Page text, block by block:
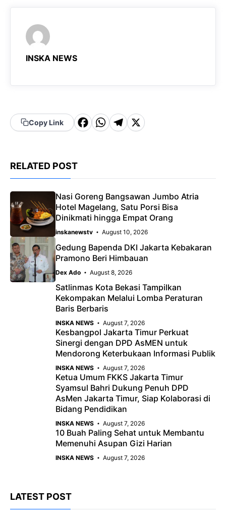
INSKA NEWS
Copy Link
F
o
o
k
W
A
p
p
T
a
m
X
RELATED POST
Nasi Goreng Bangsawan Jumbo Atria
Hotel Magelang, Satu Porsi Bisa
Dinikmati hingga Empat Orang
inskanewstv August 10, 2026
Gedung Bapenda DKI Jakarta Kebakaran
Pramono Beri Himbauan
Dex Ado August 8, 2026
Satlinmas Kota Bekasi Tampilkan
Kekompakan Melalui Lomba Peraturan
Baris Berbaris
INSKA NEWS August 7, 2026
Kesbangpol Jakarta Timur Perkuat
Sinergi dengan DPD AsMEN untuk
Mendorong Keterbukaan Informasi Publik
INSKA NEWS August 7, 2026
Ketua Umum FKKS Jakarta Timur
Syamsul Bahri Dukung Penuh DPD
AsMen Jakarta Timur, Siap Kolaborasi di
Bidang Pendidikan
INSKA NEWS August 7, 2026
10 Buah Paling Sehat untuk Membantu
Memenuhi Asupan Gizi Harian
INSKA NEWS August 7, 2026
LATEST POST